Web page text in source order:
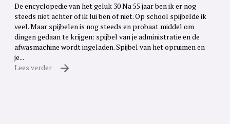
De encyclopedie van het geluk 30 Na 55 jaar ben ik er nog
steeds niet achter of ik lui ben of niet. Op school spijbelde ik
veel. Maar spijbelen is nog steeds en probaat middel om
dingen gedaan te krijgen: spijbel van je administratie en de
afwasmachine wordt ingeladen. Spijbel van het opruimen en
je...
Lees verder